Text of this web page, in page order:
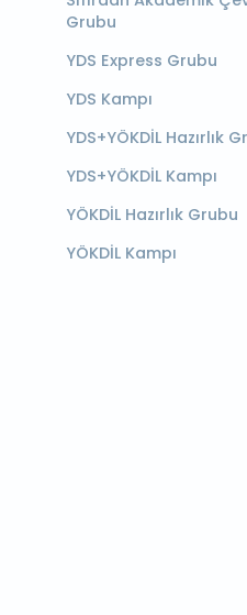
Grubu
YDS Express Grubu
YDS Kampı
YDS+YÖKDİL Hazırlık
YDS+YÖKDİL Kampı
YÖKDİL Hazırlık Grubu
YÖKDİL Kampı